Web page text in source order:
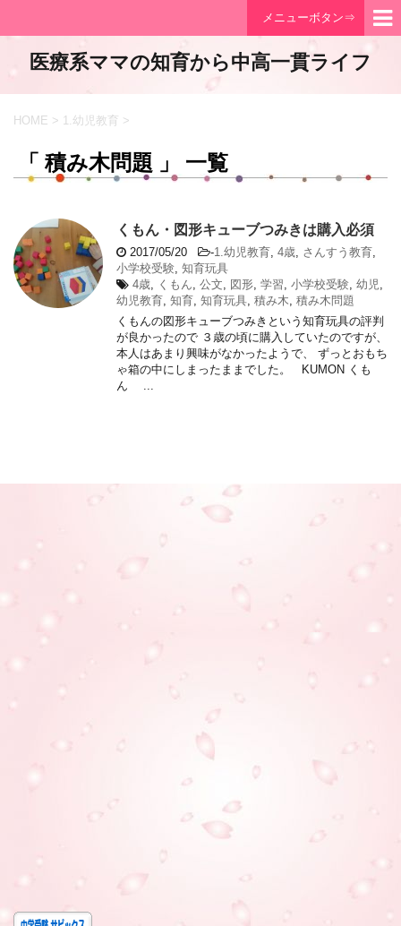
メニューボタン⇒
医療系ママの知育から中高一貫ライフ
HOME > 1.幼児教育 >
「 積み木問題 」 一覧
くもん・図形キューブつみきは購入必須
2017/05/20 -1.幼児教育, 4歳, さんすう教育,
小学校受験, 知育玩具
4歳, くもん, 公文, 図形, 学習, 小学校受験, 幼児,
幼児教育, 知育, 知育玩具, 積み木, 積み木問題
くもんの図形キューブつみきという知育玩具の評判
が良かったので ３歳の頃に購入していたのですが、
本人はあまり興味がなかったようで、 ずっとおもち
ゃ箱の中にしまったままでした。 KUMON くも
ん ...